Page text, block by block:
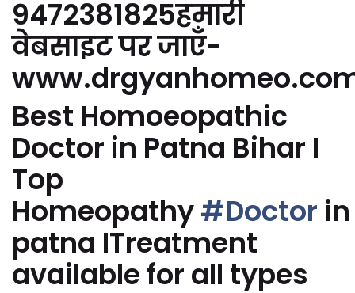
9472381825हमारी
वेबसाइट पर जाएँ-
Best Homoeopathic
Doctor in Patna Bihar I
Top
Homeopathy#Doctor in
patna ITreatment
available for all types